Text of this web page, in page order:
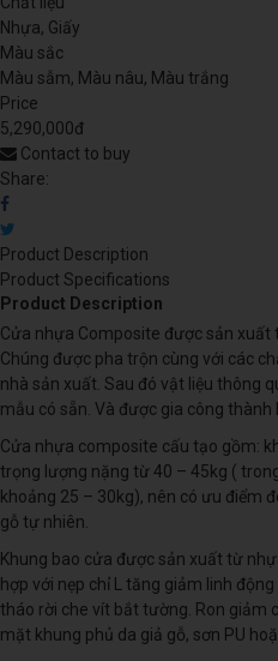
Nhựa, Giấy
Màu sắc
Màu sẫm, Màu nâu, Màu trắng
Price
5,290,000đ
Contact to buy
Share:
Product Description
Product Specifications
Product Description
Cửa nhựa Composite được sản xuất
Chúng được pha trộn cùng với các
nhà sản xuất. Sau đó vật liệu thông
mẫu có sẵn. Và được gia công thành
Cửa nhựa composite cấu tạo gồm:
trọng lượng nặng từ 40 – 45kg (
khoảng 25 – 30kg), nên có ưu điểm
gỗ tự nhiên.
Khung bao cửa được sản xuất từ
hợp với nẹp chỉ L tăng giảm linh
tháo rời che vít bắt tường. Ron giảm
mặt khung phủ da giả gỗ, sơn PU